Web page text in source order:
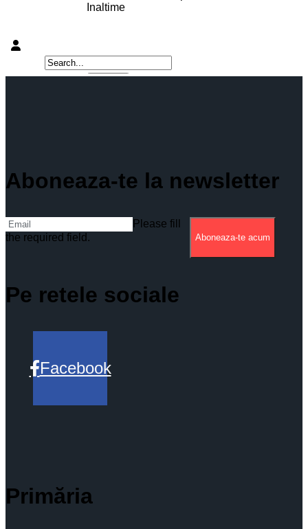
Aboneaza-te la newsletter
Please fill
the required field.
Aboneaza-te acum
Pe retele sociale
Facebook
Primăria